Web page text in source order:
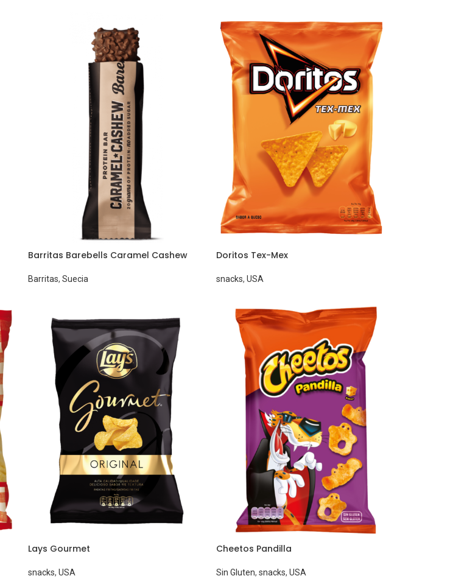
Barritas Barebells Caramel Cashew
Barritas, Suecia
Doritos Tex-Mex
snacks, USA
Lays Gourmet
snacks, USA
Cheetos Pandilla
Sin Gluten, snacks, USA